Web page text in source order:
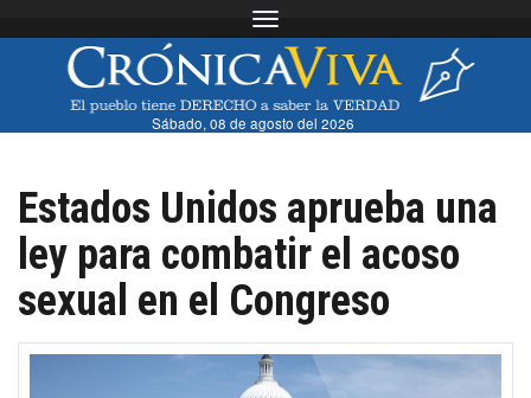
Toggle navigation
Sábado, 08 de agosto del 2026
Estados Unidos aprueba una
ley para combatir el acoso
sexual en el Congreso